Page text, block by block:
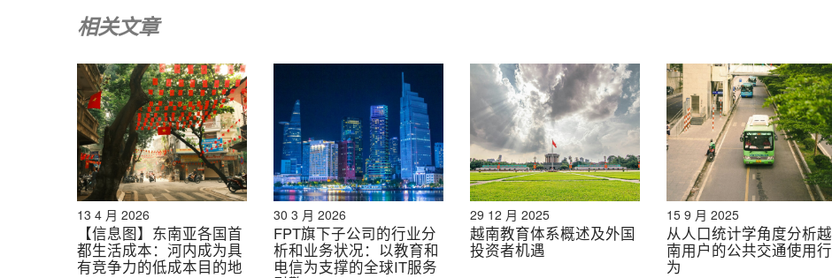
http://www.fetp.edu.vn/cache/MPP8-513-C03V-Chi%20tieu%20cho%20giao%20duc%20o%20Viet%20Nam–
Do%20Thien%20Anh%20Tuan_CV15-13-87.0-2016-03-16-15265052.pdf
“尼尔森报告 8/2016” 尼尔森
“通告 12/2016/TT-BGDĐT”MOET
https://thuvienphapluat.vn/van-ban/Cong-nghe-thong-tin/Thong-tu-12-2016-TT-BGDDT-Ung-dung-cong-
nghe-thong-tin-quan-ly-dao-tao-qua-mang-2016-309796.aspx
相关文章
13 4 月 2026
【信息图】东南亚各国首
都生活成本：河内成为具
有竞争力的低成本目的地
30 3 月 2026
FPT旗下子公司的行业分
析和业务状况：以教育和
电信为支撑的全球IT服务
29 12 月 2025
越南教育体系概述及外国
投资者机遇
15 9 月 2025
从人口统计学角度分析越
南用户的公共交通使用行
为